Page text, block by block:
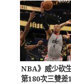
NBA》威少砍
第180次三雙差